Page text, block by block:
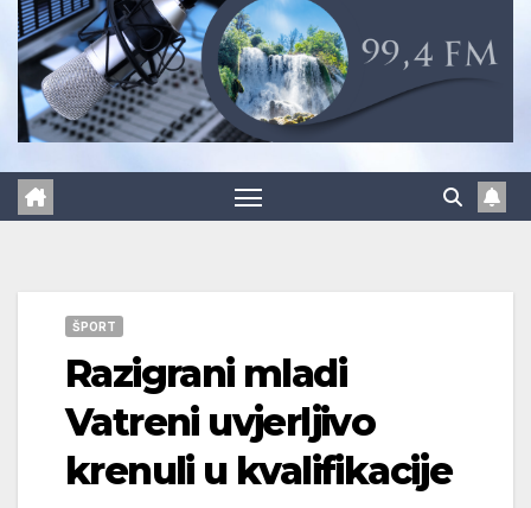
ŠPORT
Razigrani mladi
Vatreni uvjerljivo
krenuli u kvalifikacije